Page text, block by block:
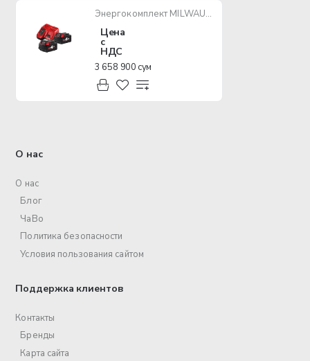
Энергокомплект MILWAUKEE M18 NRG-402
Цена
с
НДС
3 658 900 сум
О нас
О нас
Блог
ЧаВо
Политика безопасности
Условия пользования сайтом
Поддержка клиентов
Контакты
Бренды
Карта сайта